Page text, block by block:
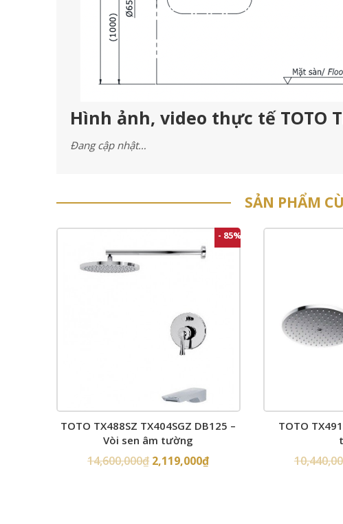
Hình ảnh, video thực tế TOTO
Đang cập nhật…
SẢN PHẨM
- 85%
TOTO TX488SZ TX404SGZ DB125 –
Vòi sen âm tường
14,600,000₫ 2,119,000₫
TOTO